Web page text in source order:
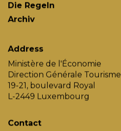
Die Regeln
Archiv
Address
Ministère de l'Économie
Direction Générale Tourisme
19-21, boulevard Royal
L-2449 Luxembourg
Contact